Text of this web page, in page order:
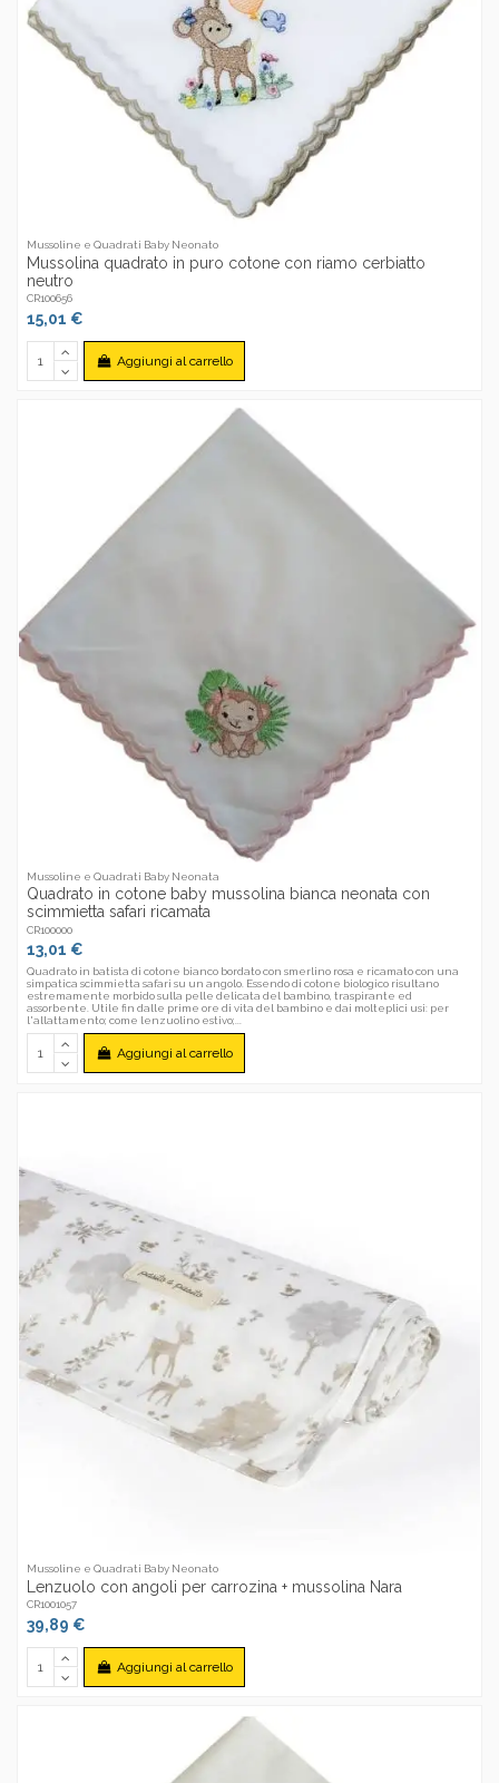
Mussoline e Quadrati Baby Neonato
Mussolina quadrato in puro cotone con riamo cerbiatto
neutro
CR100656
15,01 €
Aggiungi al carrello
Mussoline e Quadrati Baby Neonata
Quadrato in cotone baby mussolina bianca neonata con
scimmietta safari ricamata
CR100000
13,01 €
Quadrato in batista di cotone bianco bordato con smerlino rosa e ricamato con una
simpatica scimmietta safari su un angolo. Essendo di cotone biologico risultano
estremamente morbido sulla pelle delicata del bambino, traspirante ed
assorbente. Utile fin dalle prime ore di vita del bambino e dai molteplici usi: per
l'allattamento; come lenzuolino estivo;...
Aggiungi al carrello
Mussoline e Quadrati Baby Neonato
Lenzuolo con angoli per carrozina + mussolina Nara
CR1001057
39,89 €
Aggiungi al carrello